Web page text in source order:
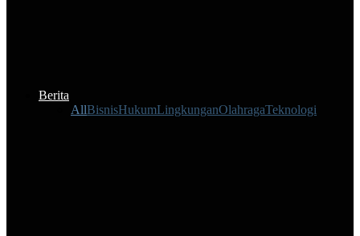
Berita
AllBisnisHukumLingkunganOlahragaTeknologi